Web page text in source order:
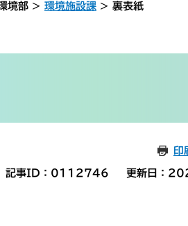
境部 > 環境施設課 > 裏表紙
印
記事ID：0112746 更新日：